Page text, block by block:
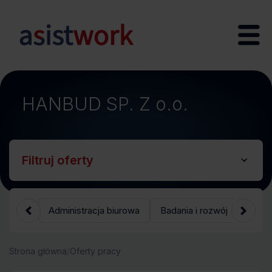
HANBUD SP. Z o.o.
Filtruj oferty
Administracja biurowa Badania i rozwój
Strona główna Oferty pracy